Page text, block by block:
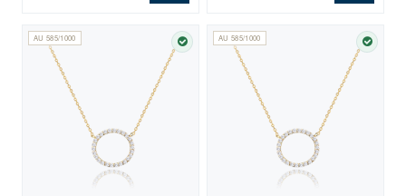
AU 585/1000
SKLADEM
AU 585/1000